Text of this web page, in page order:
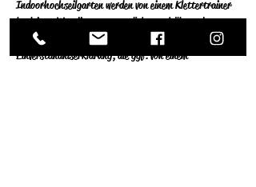
Indoorhochseilgarten werden von einem Klettertrainer
begleitet.  Wer diese nutzen  möchte, erhält an der
Theke oder bei unserem Serviceteam eine
Einverständniserklärung, die ggf. von einem